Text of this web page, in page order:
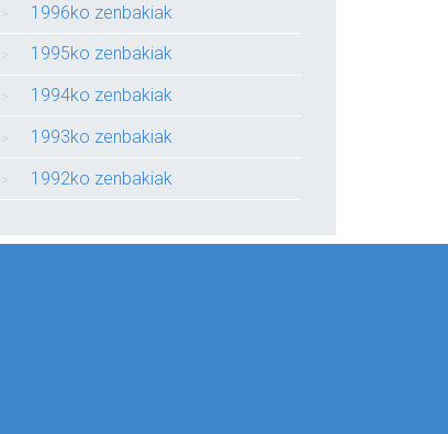
1996ko zenbakiak
1995ko zenbakiak
1994ko zenbakiak
1993ko zenbakiak
1992ko zenbakiak